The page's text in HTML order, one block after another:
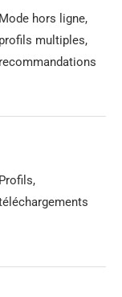
Mode hors ligne,
profils multiples,
recommandations
Profils,